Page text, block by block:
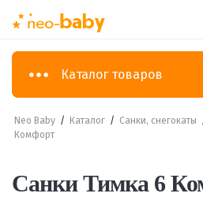
Каталог товаров
Neo Baby / Каталог / Санки, снегокаты
Комфорт
Санки Тимка 6